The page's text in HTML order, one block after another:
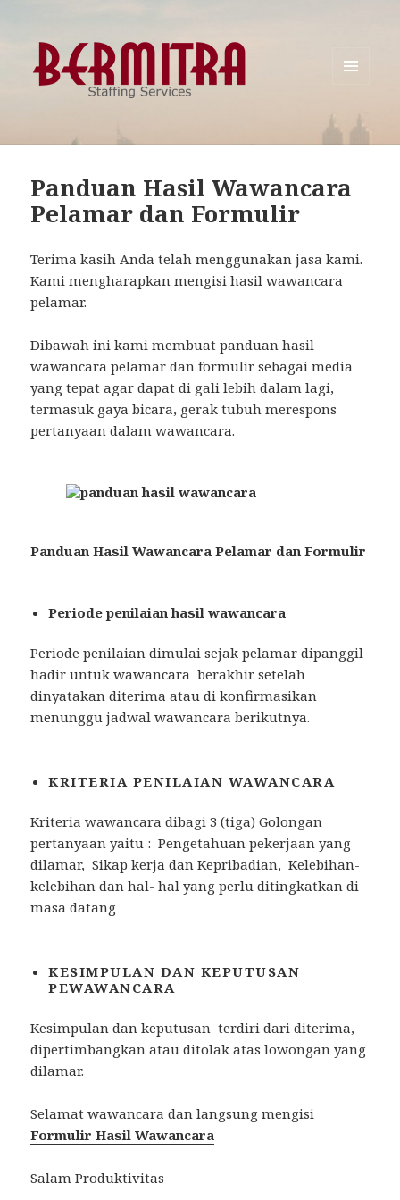
Panduan Hasil Wawancara
Pelamar dan Formulir
Terima kasih Anda telah menggunakan jasa kami.
Kami mengharapkan mengisi hasil wawancara
pelamar.
Dibawah ini kami membuat panduan hasil
wawancara pelamar dan formulir sebagai media
yang tepat agar dapat di gali lebih dalam lagi,
termasuk gaya bicara, gerak tubuh merespons
pertanyaan dalam wawancara.
Panduan Hasil Wawancara Pelamar dan Formulir
Periode penilaian hasil wawancara
Periode penilaian dimulai sejak pelamar dipanggil
hadir untuk wawancara berakhir setelah
dinyatakan diterima atau di konfirmasikan
menunggu jadwal wawancara berikutnya.
KRITERIA PENILAIAN WAWANCARA
Kriteria wawancara dibagi 3 (tiga) Golongan
pertanyaan yaitu : Pengetahuan pekerjaan yang
dilamar, Sikap kerja dan Kepribadian, Kelebihan-
kelebihan dan hal- hal yang perlu ditingkatkan di
masa datang
KESIMPULAN DAN KEPUTUSAN
PEWAWANCARA
Kesimpulan dan keputusan terdiri dari diterima,
dipertimbangkan atau ditolak atas lowongan yang
dilamar.
Selamat wawancara dan langsung mengisi
Formulir Hasil Wawancara
Salam Produktivitas